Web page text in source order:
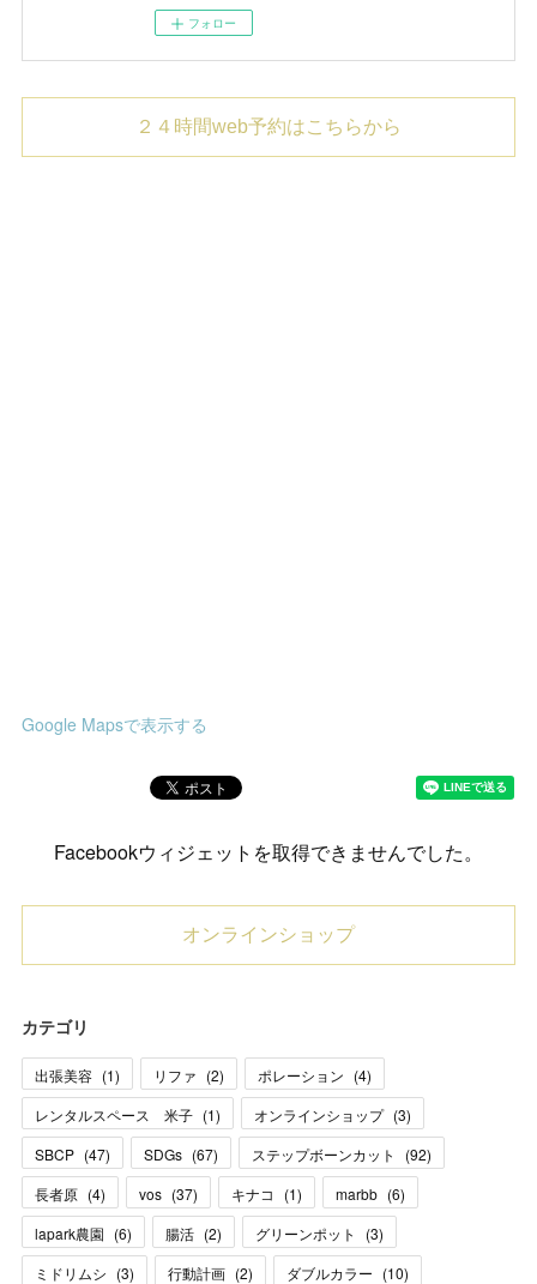
フォロー
２４時間web予約はこちらから
Google Mapsで表示する
Facebookウィジェットを取得できませんでした。
オンラインショップ
カテゴリ
出張美容 (1) リファ (2) ポレーション (4)
レンタルスペース 米子 (1) オンラインショップ (3)
SBCP (47) SDGs (67) ステップボーンカット (92)
長者原 (4) vos (37) キナコ (1) marbb (6)
lapark農園 (6) 腸活 (2) グリーンポット (3)
ミドリムシ (3) 行動計画 (2) ダブルカラー (10)